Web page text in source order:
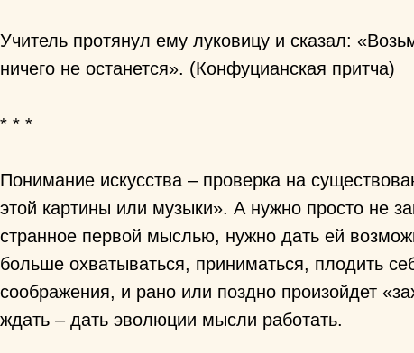
Учитель протянул ему луковицу и сказал:
ничего не останется». (Конфуцианская притча)
* * *
Понимание искусства – проверка на
этой картины или музыки». А нужно просто не
странное первой мыслью, нужно дать ей
больше охватываться, приниматься, плодить
соображения, и рано или поздно произойдет
ждать – дать эволюции мысли работать.